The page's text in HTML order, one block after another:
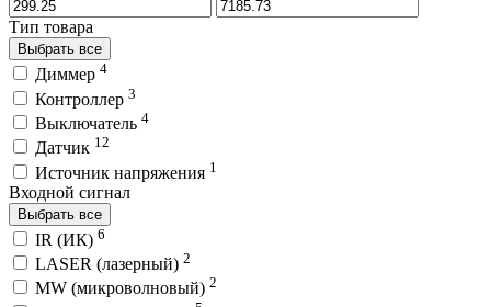
Тип товара
Выбрать все
Диммер 4
Контроллер 3
Выключатель 4
Датчик 12
Источник напряжения 1
Входной сигнал
Выбрать все
IR (ИК) 6
LASER (лазерный) 2
MW (микроволновый) 2